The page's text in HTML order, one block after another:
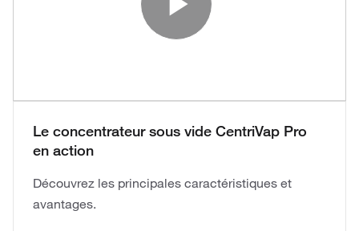
Play
Le concentrateur sous vide CentriVap Pro
en action
Découvrez les principales caractéristiques et
avantages.